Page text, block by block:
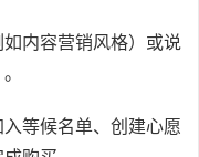
内容营销风格）或说
等候名单、创建心愿